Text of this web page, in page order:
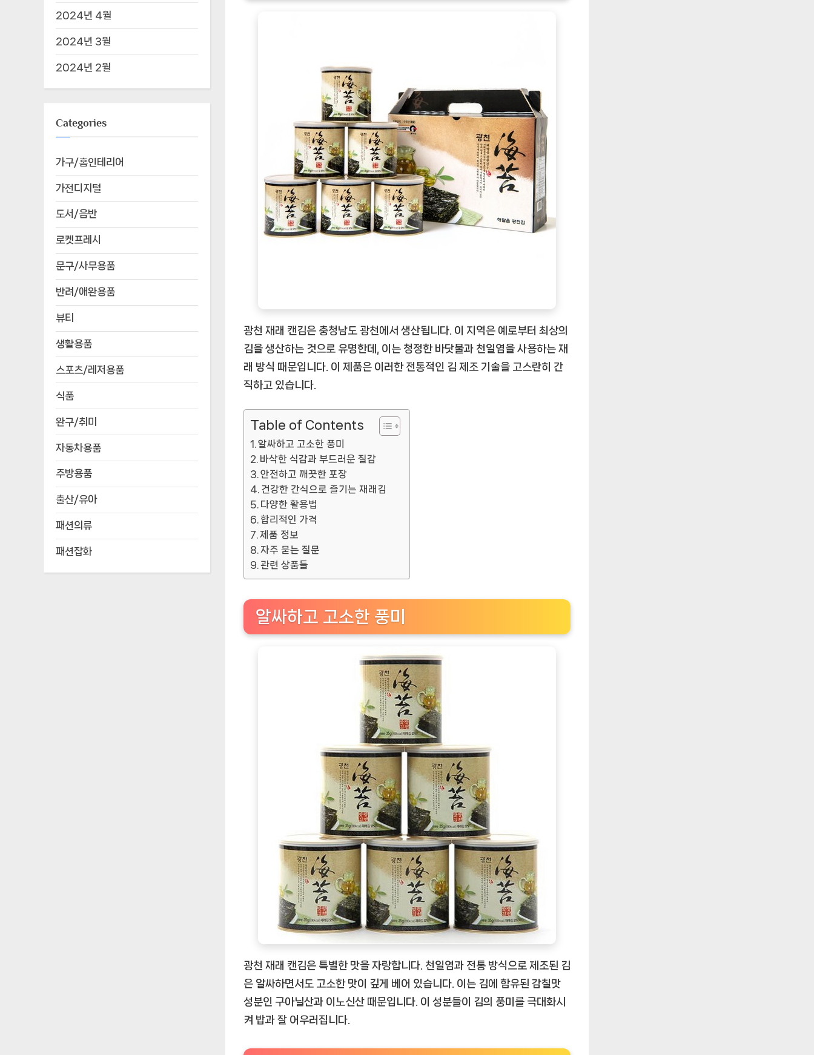
원
[EatingNOW
ㅣ
천
품]
광천 재래 캔김은 충청남도 광천에서 생산됩니다. 이 지역은 예로부터 최상의
김을 생산하는 것으로 유명한데, 이는 청정한 바닷물과 천일염을 사용하는 재
래 방식 때문입니다. 이 제품은 이러한 전통적인 김 제조 기술을 고스란히 간
직하고 있습니다.
Table of Contents
알싸하고 고소한 풍미
바삭한 식감과 부드러운 질감
안전하고 깨끗한 포장
건강한 간식으로 즐기는 재래김
다양한 활용법
합리적인 가격
제품 정보
자주 묻는 질문
관련 상품들
알싸하고 고소한 풍미
광천 재래 캔김은 특별한 맛을 자랑합니다. 천일염과 전통 방식으로 제조된 김
은 알싸하면서도 고소한 맛이 깊게 베어 있습니다. 이는 김에 함유된 감칠맛
성분인 구아닐산과 이노신산 때문입니다. 이 성분들이 김의 풍미를 극대화시
켜 밥과 잘 어우러집니다.
2024년 4월
2024년 3월
2024년 2월
Categories
가구/홈인테리어
가전디지털
도서/음반
로켓프레시
문구/사무용품
반려/애완용품
뷰티
생활용품
스포츠/레저용품
식품
완구/취미
자동차용품
주방용품
출산/유아
패션의류
패션잡화